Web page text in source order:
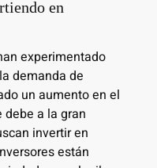
en
experimentado
demanda de
un aumento en el
debe a la gran
invertir en
están